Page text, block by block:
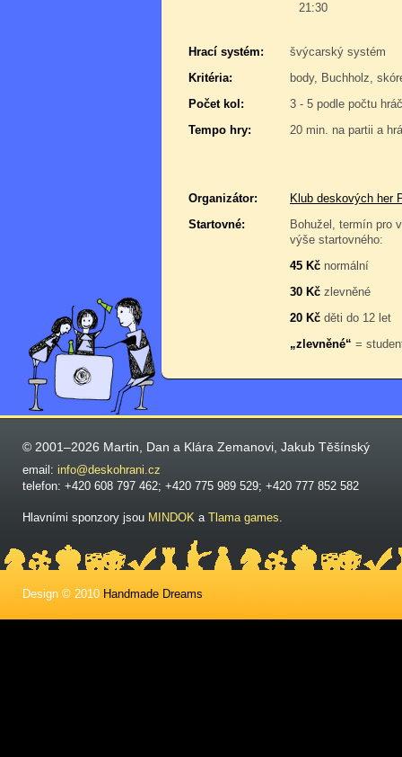
21:30
Hrací systém:
švýcarský systém
Kritéria:
body, Buchholz,
Počet kol:
3 - 5 podle počtu
Tempo hry:
20 min. na partii a
Organizátor:
Klub deskových her
Startovné:
Bohužel, termín pro
výše startovného:
45 Kč normální
30 Kč zlevněné
20 Kč děti do 12 let
„zlevněné“ =
© 2001–2026 Martin, Dan a Klára Zemanovi, Jakub Těšínský
email: info@deskohrani.cz
telefon: +420 608 797 462; +420 775 989 529; +420 777 852 582
Hlavními sponzory jsou MINDOK a Tlama games.
Design © 2010 Handmade Dreams